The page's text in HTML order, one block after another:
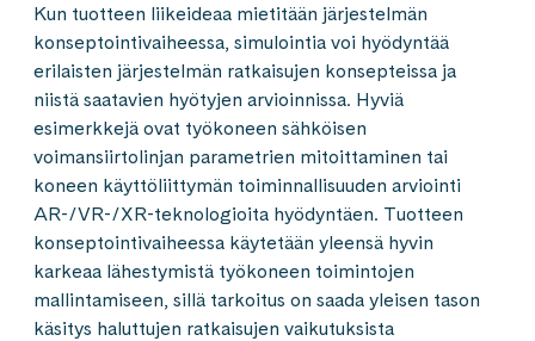
Kun tuotteen liikeideaa mietitään järjestelmän
konseptointivaiheessa, simulointia voi hyödyntää
erilaisten järjestelmän ratkaisujen konsepteissa ja
niistä saatavien hyötyjen arvioinnissa. Hyviä
esimerkkejä ovat työkoneen sähköisen
voimansiirtolinjan parametrien mitoittaminen tai
koneen käyttöliittymän toiminnallisuuden arviointi
AR-/VR-/XR-teknologioita hyödyntäen. Tuotteen
konseptointivaiheessa käytetään yleensä hyvin
karkeaa lähestymistä työkoneen toimintojen
mallintamiseen, sillä tarkoitus on saada yleisen tason
käsitys haluttujen ratkaisujen vaikutuksista